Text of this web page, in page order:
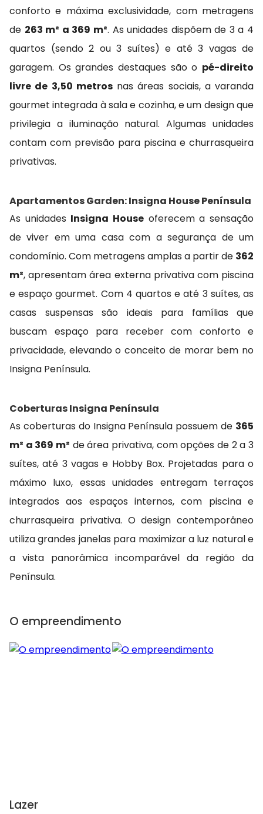
conforto e máxima exclusividade, com metragens
de 263 m² a 369 m². As unidades dispõem de 3 a 4
quartos (sendo 2 ou 3 suítes) e até 3 vagas de
garagem. Os grandes destaques são o pé-direito
livre de 3,50 metrosnas áreas sociais, a varanda
gourmet integrada à sala e cozinha, e um design que
privilegia a iluminação natural. Algumas unidades
contam com previsão para piscina e churrasqueira
privativas.
Apartamentos Garden: Insigna House Península
As unidades Insigna House oferecem a sensação
de viver em uma casa com a segurança de um
condomínio. Com metragens amplas a partir de 362
m², apresentam área externa privativa com piscina
e espaço gourmet. Com 4 quartos e até 3 suítes, as
casas suspensas são ideais para famílias que
buscam espaço para receber com conforto e
privacidade, elevando o conceito de morar bem no
Insigna Península.
Coberturas Insigna Península
As coberturas do Insigna Península possuem de 365
m² a 369 m² de área privativa, com opções de 2 a 3
suítes, até 3 vagas e Hobby Box. Projetadas para o
máximo luxo, essas unidades entregam terraços
integrados aos espaços internos, com piscina e
churrasqueira privativa. O design contemporâneo
utiliza grandes janelas para maximizar a luz natural e
a vista panorâmica incomparável da região da
Península.
O empreendimento
Lazer